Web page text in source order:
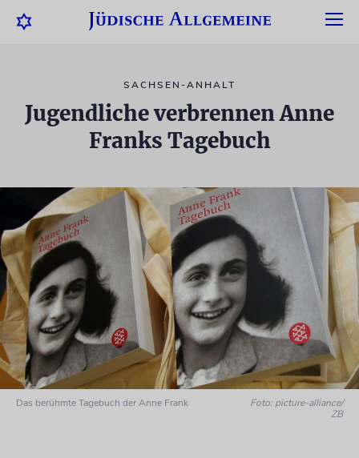
SACHSEN-ANHALT
Jugendliche verbrennen Anne
Franks Tagebuch
Das berühmte Tagebuch der Anne Frank
Foto: picture-alliance/
ZB